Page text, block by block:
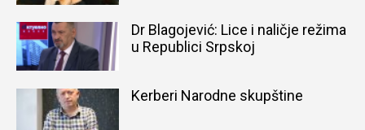
Dr Blagojević: Lice i naličje režima
u Republici Srpskoj
Kerberi Narodne skupštine